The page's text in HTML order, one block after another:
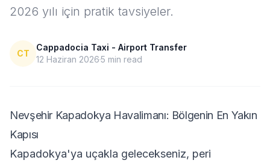
2026 yılı için pratik tavsiyeler.
CT
Cappadocia Taxi - Airport Transfer
12 Haziran 20265 min read
Nevşehir Kapadokya Havalimanı: Bölgenin En Yakın
Kapısı
Kapadokya'ya uçakla gelecekseniz, peri